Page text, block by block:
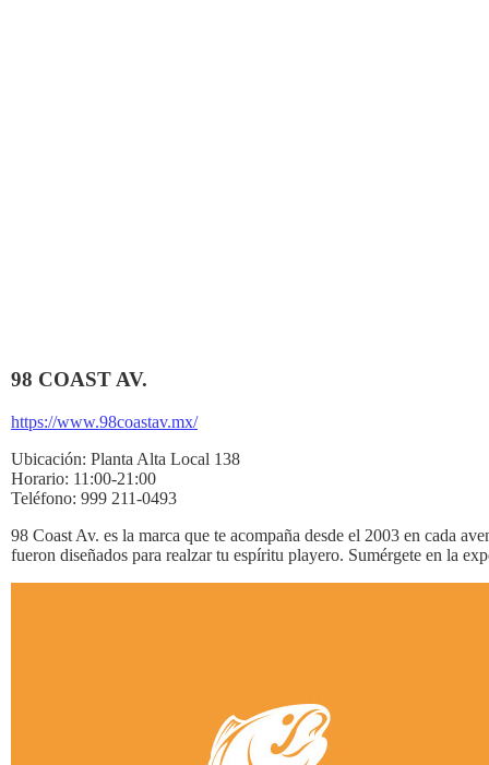
98 COAST AV.
https://www.98coastav.mx/
Ubicación: Planta Alta Local 138
Horario: 11:00-21:00
Teléfono: 999 211-0493
98 Coast Av. es la marca que te acompaña desde el 2003 en cada
fueron diseñados para realzar tu espíritu playero. Sumérgete en la